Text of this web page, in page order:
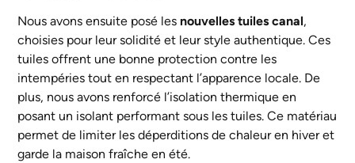
Nous avons ensuite posé les nouvelles tuiles canal,
choisies pour leur solidité et leur style authentique. Ces
tuiles offrent une bonne protection contre les
intempéries tout en respectant l’apparence locale. De
plus, nous avons renforcé l’isolation thermique en
posant un isolant performant sous les tuiles. Ce matériau
permet de limiter les déperditions de chaleur en hiver et
garde la maison fraîche en été.